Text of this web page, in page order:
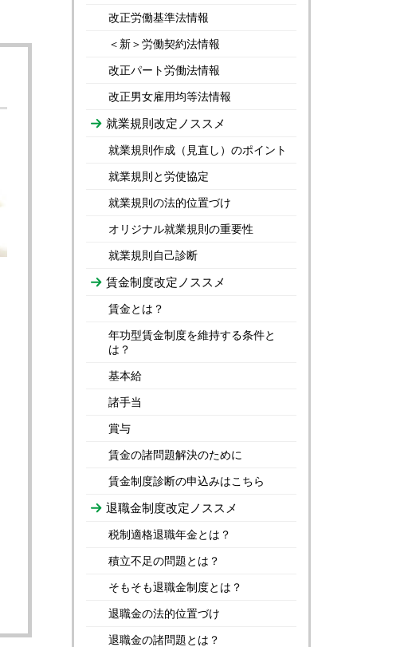
改正労働基準法情報
＜新＞労働契約法情報
改正パート労働法情報
改正男女雇用均等法情報
就業規則改定ノススメ
就業規則作成（見直し）のポイント
就業規則と労使協定
就業規則の法的位置づけ
オリジナル就業規則の重要性
就業規則自己診断
賃金制度改定ノススメ
賃金とは？
年功型賃金制度を維持する条件と
は？
基本給
諸手当
賞与
賃金の諸問題解決のために
賃金制度診断の申込みはこちら
退職金制度改定ノススメ
税制適格退職年金とは？
積立不足の問題とは？
そもそも退職金制度とは？
退職金の法的位置づけ
退職金の諸問題とは？